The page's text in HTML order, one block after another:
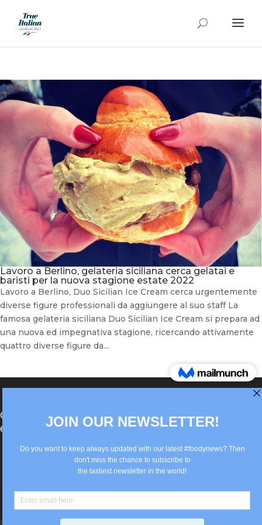
Lavoro a Berlino, gelateria siciliana cerca gelatai e
baristi per la nuova stagione estate 2022
Lavoro a Berlino, Duo Sicilian Ice Cream cerca urgentemente
diverse figure professionali da aggiungere al suo staff La
famosa gelateria siciliana Duo Sicilian Ice Cream si prepara ad
una nuova ed impegnativa stagione, ricercando attivamente
quattro diverse figure da...
®Berlin Italian Communication 2022 +49(0)30
62867442
info@old.true-italian.com